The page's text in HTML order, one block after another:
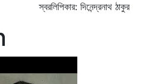
স্বরলিপিকার: দিনেন্দ্রনাথ ঠাকুর